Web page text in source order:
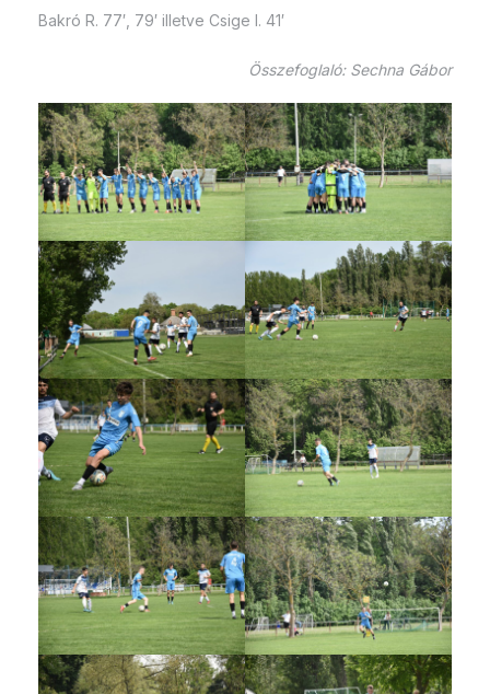
Bakró R. 77′, 79′ illetve Csige I. 41′
Összefoglaló: Sechna Gábor